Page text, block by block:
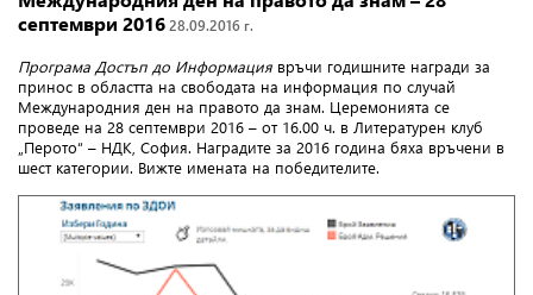
септември 2016 28.09.2016 г.
Програма Достъп до Информация връчи годишните награди за
принос в областта на свободата на информация по случай
Международния ден на правото да знам. Церемонията се
проведе на 28 септември 2016 – от 16.00 ч. в Литературен клуб
„Перото“ – НДК, София. Наградите за 2016 година бяха връчени в
шест категории. Вижте имената на победителите.